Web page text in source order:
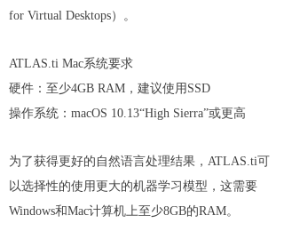
for Virtual Desktops）。
ATLAS.ti Mac系统要求
硬件：至少4GB RAM，建议使用SSD
操作系统：macOS 10.13“High Sierra”或更高
为了获得更好的自然语言处理结果，ATLAS.ti可
以选择性的使用更大的机器学习模型，这需要
Windows和Mac计算机上至少8GB的RAM。